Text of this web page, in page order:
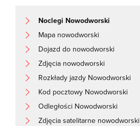
Noclegi Nowodworski
Mapa nowodworski
Dojazd do nowodworski
Zdjęcia nowodworski
Rozkłady jazdy Nowodworski
Kod pocztowy Nowodworski
Odległości Nowodworski
Zdjęcia satelitarne nowodworski